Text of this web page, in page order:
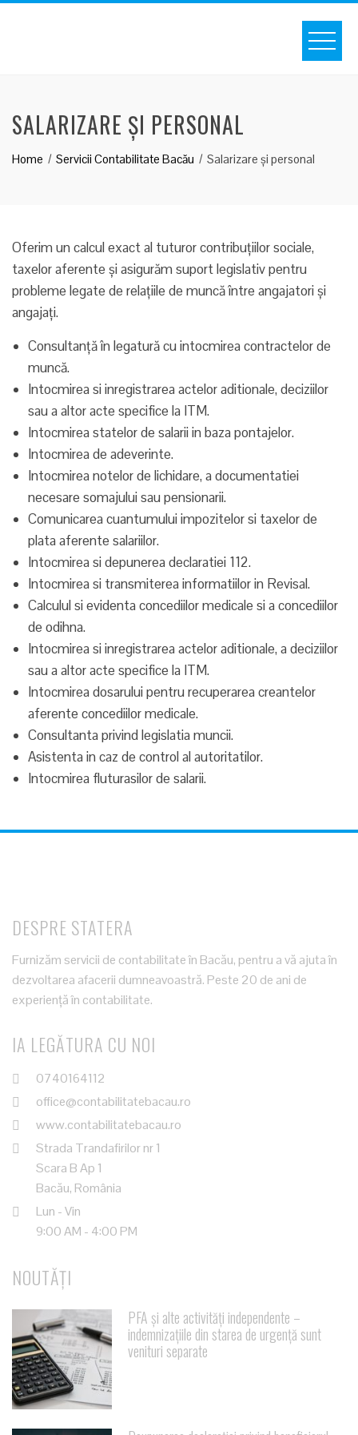
SALARIZARE ȘI PERSONAL
Home Servicii Contabilitate Bacău Salarizare și personal
Oferim un calcul exact al tuturor contribuțiilor sociale,
taxelor aferente și asigurăm suport legislativ pentru
probleme legate de relațiile de muncă între angajatori și
angajați.
Consultanță în legatură cu intocmirea contractelor de
muncă.
Intocmirea si inregistrarea actelor aditionale, deciziilor
sau a altor acte specifice la ITM.
Intocmirea statelor de salarii in baza pontajelor.
Intocmirea de adeverinte.
Intocmirea notelor de lichidare, a documentatiei
necesare somajului sau pensionarii.
Comunicarea cuantumului impozitelor si taxelor de
plata aferente salariilor.
Intocmirea si depunerea declaratiei 112.
Intocmirea si transmiterea informatiilor in Revisal.
Calculul si evidenta concediilor medicale si a concediilor
de odihna.
Intocmirea si inregistrarea actelor aditionale, a deciziilor
sau a altor acte specifice la ITM.
Intocmirea dosarului pentru recuperarea creantelor
aferente concediilor medicale.
Consultanta privind legislatia muncii.
Asistenta in caz de control al autoritatilor.
Intocmirea fluturasilor de salarii.
DESPRE STATERA
Furnizăm servicii de contabilitate în Bacău, pentru a vă ajuta în
dezvoltarea afacerii dumneavoastră. Peste 20 de ani de
experiență în contabilitate.
IA LEGĂTURA CU NOI
0740164112
office@contabilitatebacau.ro
www.contabilitatebacau.ro
Strada Trandafirilor nr 1
Scara B Ap 1
Bacău, România
Lun - Vin
9:00 AM - 4:00 PM
NOUTĂȚI
PFA și alte activități independente –
indemnizațiile din starea de urgență sunt
venituri separate